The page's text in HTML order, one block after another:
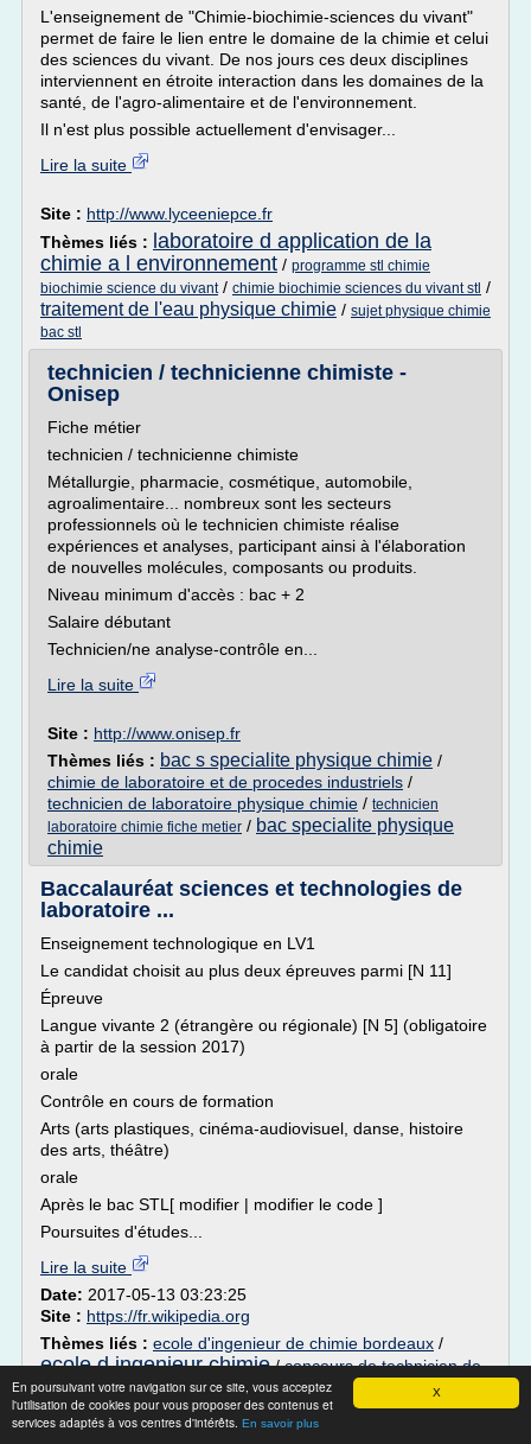
X
En poursuivant votre navigation sur ce site, vous acceptez
l'utilisation de cookies pour vous proposer des contenus et
services adaptés à vos centres d'intérêts. En savoir plus
L'enseignement de "Chimie-biochimie-sciences du vivant"
permet de faire le lien entre le domaine de la chimie et celui
des sciences du vivant. De nos jours ces deux disciplines
interviennent en étroite interaction dans les domaines de la
santé, de l'agro-alimentaire et de l'environnement.
Il n'est plus possible actuellement d'envisager...
Lire la suite
Site : http://www.lyceeniepce.fr
Thèmes liés : laboratoire d application de la
chimie a l environnement / programme stl chimie
biochimie science du vivant/ chimie biochimie sciences du vivant stl /
traitement de l'eau physique chimie / sujet physique chimie
bac stl
technicien / technicienne chimiste -
Onisep
Fiche métier
technicien / technicienne chimiste
Métallurgie, pharmacie, cosmétique, automobile,
agroalimentaire... nombreux sont les secteurs
professionnels où le technicien chimiste réalise
expériences et analyses, participant ainsi à l'élaboration
de nouvelles molécules, composants ou produits.
Niveau minimum d'accès : bac + 2
Salaire débutant
Technicien/ne analyse-contrôle en...
Lire la suite
Site : http://www.onisep.fr
Thèmes liés : bac s specialite physique chimie /
chimie de laboratoire et de procedes industriels /
technicien de laboratoire physique chimie / technicien
laboratoire chimie fiche metier / bac specialite physique
chimie
Baccalauréat sciences et technologies de
laboratoire ...
Enseignement technologique en LV1
Le candidat choisit au plus deux épreuves parmi [N 11]
Épreuve
Langue vivante 2 (étrangère ou régionale) [N 5] (obligatoire
à partir de la session 2017)
orale
Contrôle en cours de formation
Arts (arts plastiques, cinéma-audiovisuel, danse, histoire
des arts, théâtre)
orale
Après le bac STL[ modifier | modifier le code ]
Poursuites d'études...
Lire la suite
Date: 2017-05-13 03:23:25
Site : https://fr.wikipedia.org
Thèmes liés : ecole d'ingenieur de chimie bordeaux /
ecole d ingenieur chimie/concours de technicien de
laboratoire en physique chimie/ecole nationale superieure
de chimie biologie et physique/ecole nationale chimie
physique biologie